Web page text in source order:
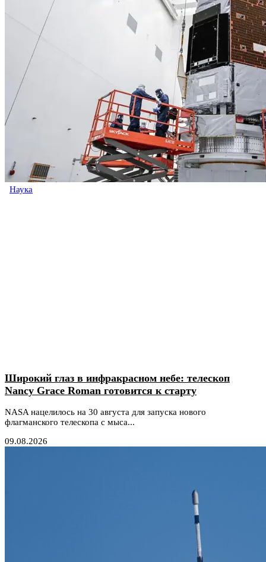
Наука
Широкий глаз в инфракрасном небе: телескоп
Nancy Grace Roman готовится к старту
NASA нацелилось на 30 августа для запуска нового
флагманского телескопа с мыса...
09.08.2026